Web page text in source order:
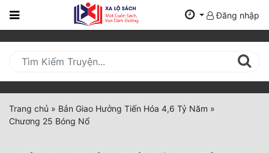
Trang
Mới
Cập
Nhật
(current)
Đăng nhập
Trang chủ » Bản Giao Hưởng Tiến Hóa 4,6 Tỷ Năm »
Chương 25 Bóng Nổ